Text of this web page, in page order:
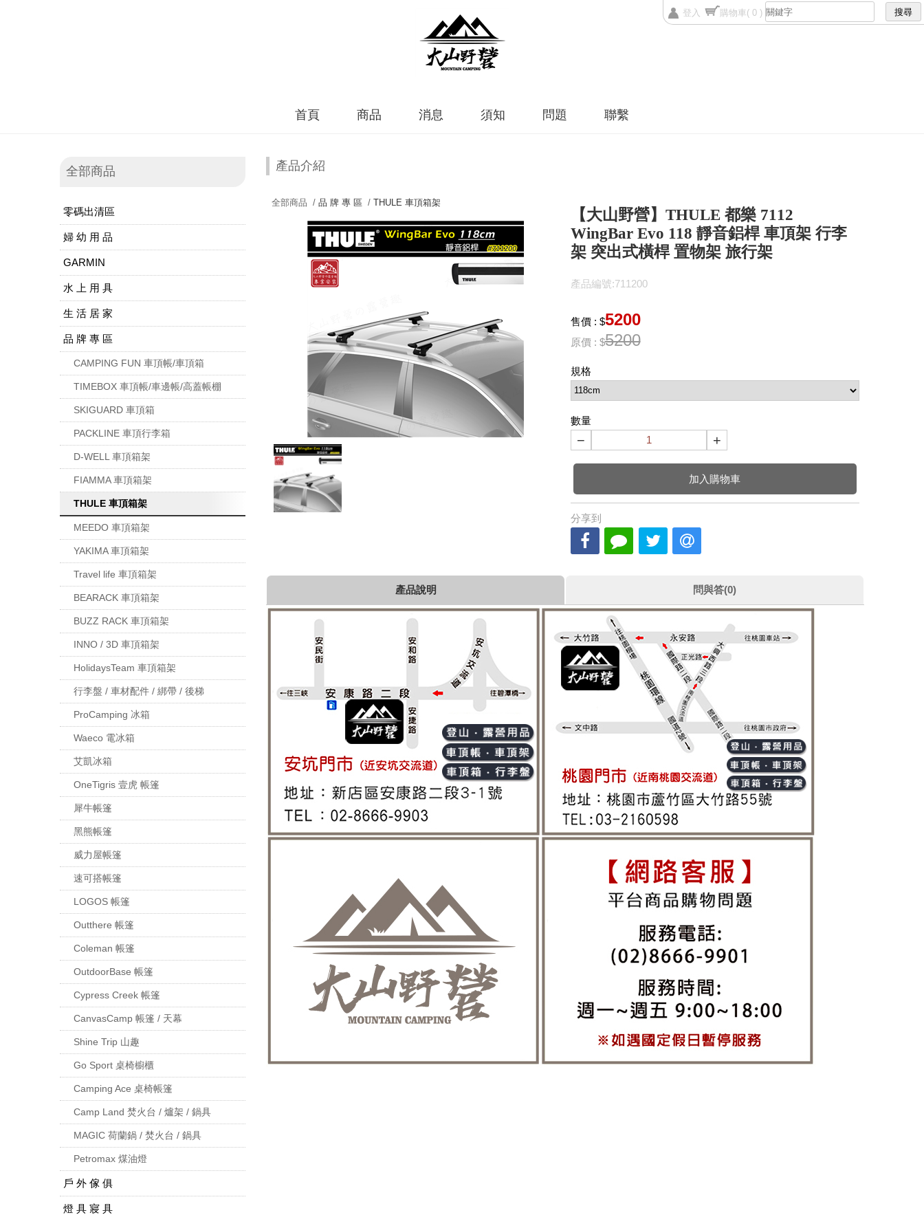
登入 購物車( 0 )
首頁 商品 消息 須知 問題 聯繫
全部商品
零碼出清區
婦 幼 用 品
GARMIN
水 上 用 具
生 活 居 家
品 牌 專 區
CAMPING FUN 車頂帳/車頂箱
TIMEBOX 車頂帳/車邊帳/高蓋帳棚
SKIGUARD 車頂箱
PACKLINE 車頂行李箱
D-WELL 車頂箱架
FIAMMA 車頂箱架
THULE 車頂箱架
MEEDO 車頂箱架
YAKIMA 車頂箱架
Travel life 車頂箱架
BEARACK 車頂箱架
BUZZ RACK 車頂箱架
INNO / 3D 車頂箱架
HolidaysTeam 車頂箱架
行李盤 / 車材配件 / 綁帶 / 後梯
ProCamping 冰箱
Waeco 電冰箱
艾凱冰箱
OneTigris 壹虎 帳篷
犀牛帳篷
黑熊帳篷
威力屋帳篷
速可搭帳篷
LOGOS 帳篷
Outthere 帳篷
Coleman 帳篷
OutdoorBase 帳篷
Cypress Creek 帳篷
CanvasCamp 帳篷 / 天幕
Shine Trip 山趣
Go Sport 桌椅櫥櫃
Camping Ace 桌椅帳篷
Camp Land 焚火台 / 爐架 / 鍋具
MAGIC 荷蘭鍋 / 焚火台 / 鍋具
Petromax 煤油燈
戶 外 傢 俱
燈 具 寢 具
產品介紹
全部商品 / 品 牌 專 區/ THULE 車頂箱架
【大山野營】THULE 都樂 7112
WingBar Evo 118 靜音鋁桿 車頂架 行李
架 突出式橫桿 置物架 旅行架
產品編號:711200
售價 : $5200
原價 : $5200
規格
數量
− +
加入購物車
分享到
產品說明 問與答(0)